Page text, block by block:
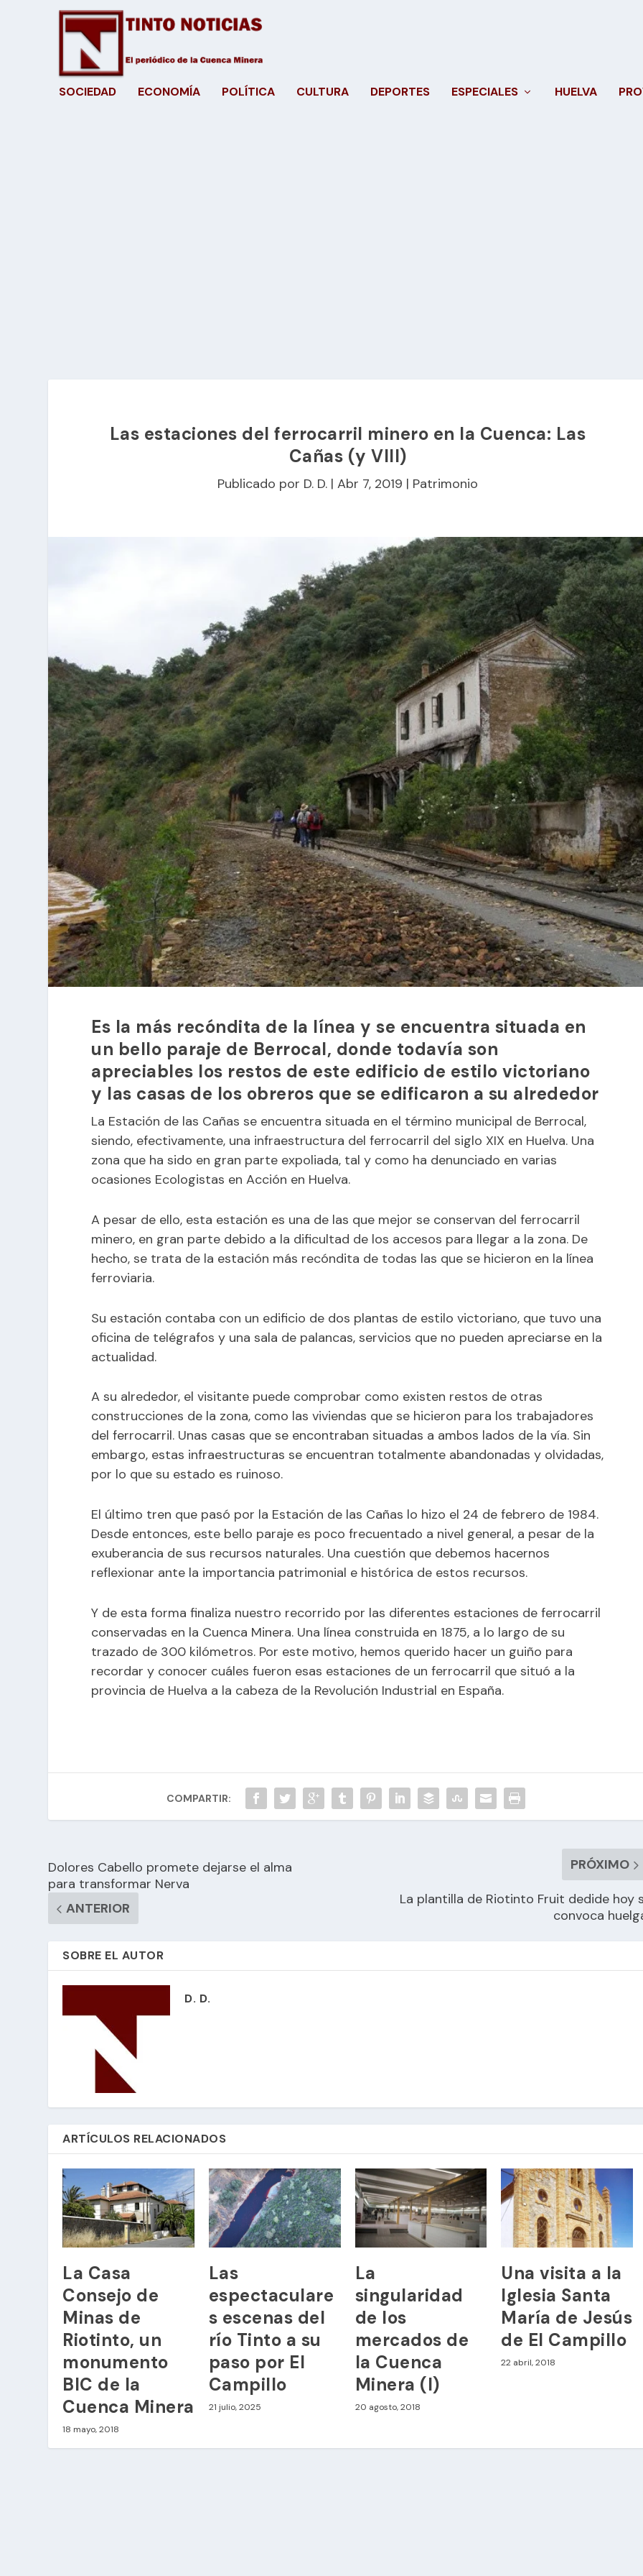
SOCIEDAD ECONOMÍA POLÍTICA CULTURA DEPORTES ESPECIALES HUELVA
Las estaciones del ferrocarril minero en la Cuenca: Las
Cañas (y VIII)
Publicado por D. D. |Abr 7, 2019 | Patrimonio
Es la más recóndita de la línea y se encuentra situada en
un bello paraje de Berrocal, donde todavía son
apreciables los restos de este edificio de estilo victoriano
y las casas de los obreros que se edificaron a su alrededor
La Estación de las Cañas se encuentra situada en el término municipal de Berrocal,
siendo, efectivamente, una infraestructura del ferrocarril del siglo XIX en Huelva. Una
zona que ha sido en gran parte expoliada, tal y como ha denunciado en varias
ocasiones Ecologistas en Acción en Huelva.
A pesar de ello, esta estación es una de las que mejor se conservan del ferrocarril
minero, en gran parte debido a la dificultad de los accesos para llegar a la zona. De
hecho, se trata de la estación más recóndita de todas las que se hicieron en la línea
ferroviaria.
Su estación contaba con un edificio de dos plantas de estilo victoriano, que tuvo una
oficina de telégrafos y una sala de palancas, servicios que no pueden apreciarse en la
actualidad.
A su alrededor, el visitante puede comprobar como existen restos de otras
construcciones de la zona, como las viviendas que se hicieron para los trabajadores
del ferrocarril. Unas casas que se encontraban situadas a ambos lados de la vía. Sin
embargo, estas infraestructuras se encuentran totalmente abandonadas y olvidadas,
por lo que su estado es ruinoso.
El último tren que pasó por la Estación de las Cañas lo hizo el 24 de febrero de 1984.
Desde entonces, este bello paraje es poco frecuentado a nivel general, a pesar de la
exuberancia de sus recursos naturales. Una cuestión que debemos hacernos
reflexionar ante la importancia patrimonial e histórica de estos recursos.
Y de esta forma finaliza nuestro recorrido por las diferentes estaciones de ferrocarril
conservadas en la Cuenca Minera. Una línea construida en 1875, a lo largo de su
trazado de 300 kilómetros. Por este motivo, hemos querido hacer un guiño para
recordar y conocer cuáles fueron esas estaciones de un ferrocarril que situó a la
provincia de Huelva a la cabeza de la Revolución Industrial en España.
COMPARTIR:
Dolores Cabello promete dejarse el alma
para transformar Nerva
ANTERIOR
PRÓXIMO
La plantilla de Riotinto Fruit dedide hoy
convoca
SOBRE EL AUTOR
D. D.
ARTÍCULOS RELACIONADOS
La Casa
Consejo de
Minas de
Riotinto, un
monumento
BIC de la
Cuenca Minera
18 mayo, 2018
Las
espectaculare
s escenas del
río Tinto a su
paso por El
Campillo
21 julio, 2025
La
singularidad
de los
mercados de
la Cuenca
Minera (I)
20 agosto, 2018
Una visita a la
Iglesia Santa
María de Jesús
de El Campillo
22 abril, 2018